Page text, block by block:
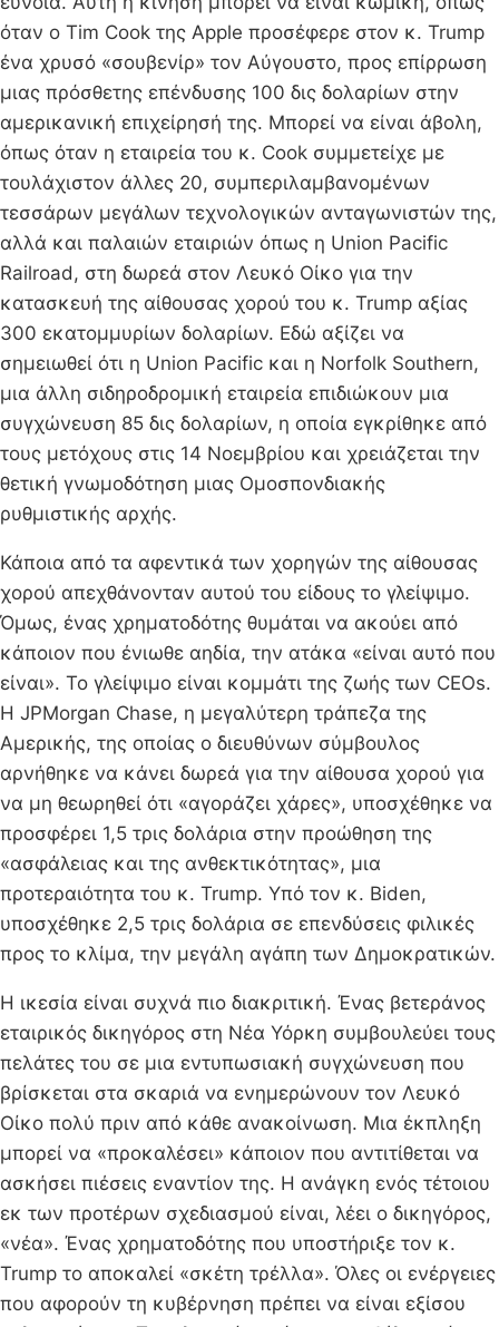
όταν ο Tim Cook της Apple προσέφερε στον κ. Trump
ένα χρυσό «σουβενίρ» τον Αύγουστο, προς επίρρωση
μιας πρόσθετης επένδυσης 100 δις δολαρίων στην
αμερικανική επιχείρησή της. Μπορεί να είναι άβολη,
όπως όταν η εταιρεία του κ. Cook συμμετείχε με
τουλάχιστον άλλες 20, συμπεριλαμβανομένων
τεσσάρων μεγάλων τεχνολογικών ανταγωνιστών της,
αλλά και παλαιών εταιριών όπως η Union Pacific
Railroad, στη δωρεά στον Λευκό Οίκο για την
κατασκευή της αίθουσας χορού του κ. Trump αξίας
300 εκατομμυρίων δολαρίων. Εδώ αξίζει να
σημειωθεί ότι η Union Pacific και η Norfolk Southern,
μια άλλη σιδηροδρομική εταιρεία επιδιώκουν μια
συγχώνευση 85 δις δολαρίων, η οποία εγκρίθηκε από
τους μετόχους στις 14 Νοεμβρίου και χρειάζεται την
θετική γνωμοδότηση μιας Ομοσπονδιακής
ρυθμιστικής αρχής.
Κάποια από τα αφεντικά των χορηγών της αίθουσας
χορού απεχθάνονταν αυτού του είδους το γλείψιμο.
Όμως, ένας χρηματοδότης θυμάται να ακούει από
κάποιον που ένιωθε αηδία, την ατάκα «είναι αυτό που
είναι». Το γλείψιμο είναι κομμάτι της ζωής των CEOs.
Η JPMorgan Chase, η μεγαλύτερη τράπεζα της
Αμερικής, της οποίας ο διευθύνων σύμβουλος
αρνήθηκε να κάνει δωρεά για την αίθουσα χορού για
να μη θεωρηθεί ότι «αγοράζει χάρες», υποσχέθηκε να
προσφέρει 1,5 τρις δολάρια στην προώθηση της
«ασφάλειας και της ανθεκτικότητας», μια
προτεραιότητα του κ. Trump. Υπό τον κ. Biden,
υποσχέθηκε 2,5 τρις δολάρια σε επενδύσεις φιλικές
προς το κλίμα, την μεγάλη αγάπη των Δημοκρατικών.
Η ικεσία είναι συχνά πιο διακριτική. Ένας βετεράνος
εταιρικός δικηγόρος στη Νέα Υόρκη συμβουλεύει τους
πελάτες του σε μια εντυπωσιακή συγχώνευση που
βρίσκεται στα σκαριά να ενημερώνουν τον Λευκό
Οίκο πολύ πριν από κάθε ανακοίνωση. Μια έκπληξη
μπορεί να «προκαλέσει» κάποιον που αντιτίθεται να
ασκήσει πιέσεις εναντίον της. Η ανάγκη ενός τέτοιου
εκ των προτέρων σχεδιασμού είναι, λέει ο δικηγόρος,
«νέα». Ένας χρηματοδότης που υποστήριξε τον κ.
Trump το αποκαλεί «σκέτη τρέλλα». Όλες οι ενέργειες
που αφορούν τη κυβέρνηση πρέπει να είναι εξίσου